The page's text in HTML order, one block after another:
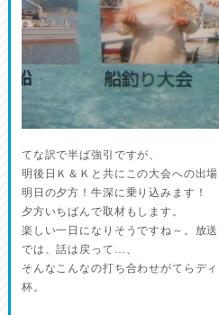
てな訳で半ば強引ですが、
明後日Ｋ＆Ｋと共にこの大会への出場
明日の夕方！牛深に乗り込みます！
夕方いちばんで取材もします。
楽しい一日になりそうですね～。放送
では、話は戻って…、
そんなこんなの打ち合わせがてらデ
杯。